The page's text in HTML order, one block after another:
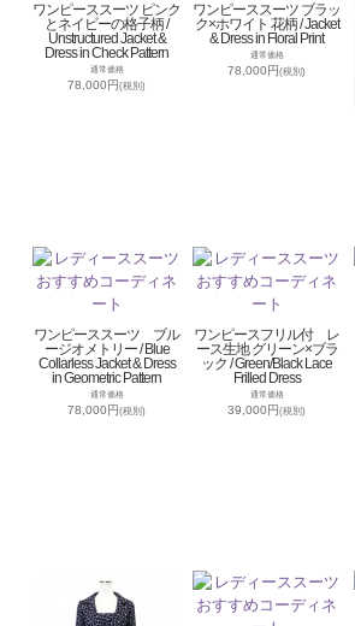
ワンピーススーツ ピンク
とネイビーの格子柄 /
Unstructured Jacket &
Dress in Check Pattern
通常価格
78,000円(税別)
ワンピーススーツ ブラッ
ク×ホワイト 花柄 / Jacket
& Dress in Floral Print
通常価格
78,000円(税別)
ワンピーススーツ ブル
ージオメトリー / Blue
Collarless Jacket & Dress
in Geometric Pattern
通常価格
78,000円(税別)
ワンピースフリル付 レ
ース生地 グリーン×ブラ
ック / Green/Black Lace
Frilled Dress
通常価格
39,000円(税別)